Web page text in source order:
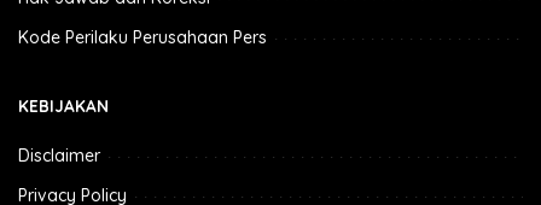
Kode Perilaku Perusahaan Pers
KEBIJAKAN
Disclaimer
Privacy Policy